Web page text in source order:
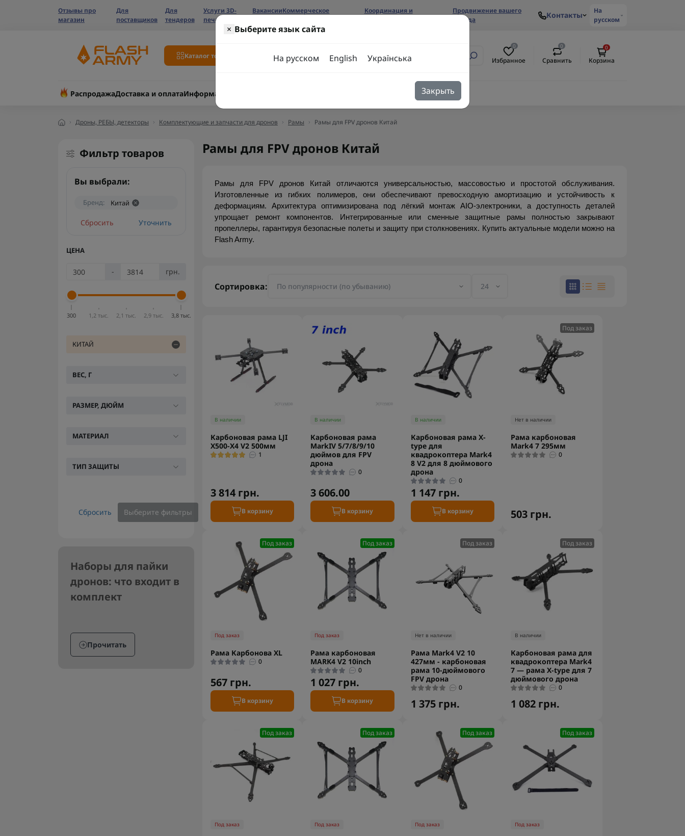
Отзывы про
магазин
Для
поставщиков
Для
тендеров
Услуги 3D-
печати
ВакансииКоммерческое
Координация и
Продвижение вашего
бренда
Контакты
На
русском
Каталог товаров
0
Избранное
0
Сравнить
0
Корзина
РаспродажаДоставка и оплатаИнформация
Дроны, РЕБЫ, детекторы Комплектующие и запчасти для дронов Рамы Рамы для FPV дронов Китай
× Выберите язык сайта
На русском English Українська
Закрыть
Фильтр товаров
Вы выбрали:
Бренд: Китай
Сбросить Уточнить
ЦЕНА
- грн.
300 1,2 тыс. 2,1 тыс. 2,9 тыс. 3,8 тыс.
КИТАЙ
ВЕС, Г
РАЗМЕР, ДЮЙМ
МАТЕРИАЛ
ТИП ЗАЩИТЫ
Сбросить Выберите фильтры
Наборы для пайки
дронов: что входит в
комплект
Прочитать
Рамы для FPV дронов Китай
Рамы для FPV дронов Китай отличаются универсальностью, массовостью и простотой обслуживания.
Изготовленные из гибких полимеров, они обеспечивают превосходную амортизацию и устойчивость к
деформациям. Архитектура оптимизирована под лёгкий монтаж AIO-электроники, а доступность деталей
упрощает ремонт компонентов. Интегрированные или сменные защитные рамы полностью закрывают
пропеллеры, гарантируя безопасные полеты и защиту при столкновениях. Купить актуальные модели можно на
Flash Army.
Сортировка:
В наличии
Карбоновая рама LJI
X500-X4 V2 500мм
1
3 814 грн.
В корзину
В наличии
Карбоновая рама
MarkIV 5/7/8/9/10
дюймов для FPV
дрона
0
3 606.00
В корзину
В наличии
Карбоновая рама X-
type для
квадрокоптера Mark4
8 V2 для 8 дюймового
дрона
0
1 147 грн.
В корзину
Под заказ
Нет в наличии
Рама карбоновая
Mark4 7 295мм
0
503 грн.
Под заказ
Под заказ
Рама Карбонова XL
0
567 грн.
В корзину
Под заказ
Под заказ
Рама карбоновая
MARK4 V2 10inch
0
1 027 грн.
В корзину
Под заказ
Нет в наличии
Рама Mark4 V2 10
427мм - карбоновая
рама 10-дюймового
FPV дрона
0
1 375 грн.
Под заказ
В наличии
Карбоновая рама для
квадрокоптера Mark4
7 — рама X-type для 7
дюймового дрона
0
1 082 грн.
Под заказ
Под заказ
Под заказ
Под заказ
Под заказ
Под заказ
Под заказ
Под заказ